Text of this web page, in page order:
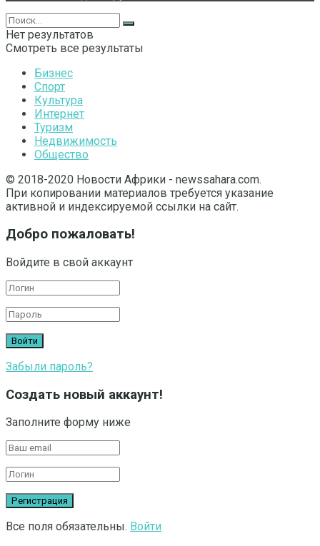
Нет результатов
Смотреть все результаты
Бизнес
Спорт
Культура
Интернет
Туризм
Недвижимость
Общество
© 2018-2020 Новости Африки - newssahara.com.
При копировании материалов требуется указание
активной и индексируемой ссылки на сайт.
Добро пожаловать!
Войдите в свой аккаунт
Забыли пароль?
Создать новый аккаунт!
Заполните форму ниже
Все поля обязательны. Войти